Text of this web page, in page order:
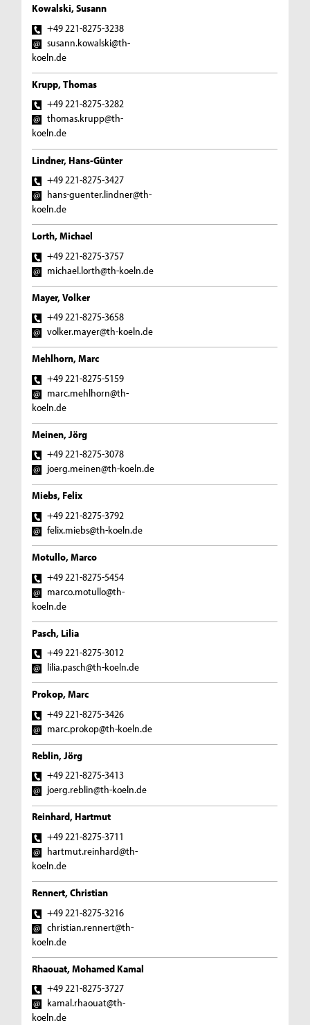
Kowalski, Susann
+49 221-8275-3238
susann.kowalski@th-
koeln.de
Krupp, Thomas
+49 221-8275-3282
thomas.krupp@th-
koeln.de
Lindner, Hans-Günter
+49 221-8275-3427
hans-guenter.lindner@th-
koeln.de
Lorth, Michael
+49 221-8275-3757
michael.lorth@th-koeln.de
Mayer, Volker
+49 221-8275-3658
volker.mayer@th-koeln.de
Mehlhorn, Marc
+49 221-8275-5159
marc.mehlhorn@th-
koeln.de
Meinen, Jörg
+49 221-8275-3078
joerg.meinen@th-koeln.de
Miebs, Felix
+49 221-8275-3792
felix.miebs@th-koeln.de
Motullo, Marco
+49 221-8275-5454
marco.motullo@th-
koeln.de
Pasch, Lilia
+49 221-8275-3012
lilia.pasch@th-koeln.de
Prokop, Marc
+49 221-8275-3426
marc.prokop@th-koeln.de
Reblin, Jörg
+49 221-8275-3413
joerg.reblin@th-koeln.de
Reinhard, Hartmut
+49 221-8275-3711
hartmut.reinhard@th-
koeln.de
Rennert, Christian
+49 221-8275-3216
christian.rennert@th-
koeln.de
Rhaouat, Mohamed Kamal
+49 221-8275-3727
kamal.rhaouat@th-
koeln.de